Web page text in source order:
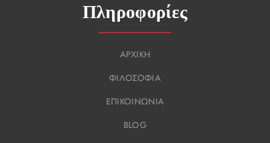
Πληροφορίες
ΑΡΧΙΚΗ
ΦΙΛΟΣΟΦΙΑ
ΕΠΙΚΟΙΝΩΝΙΑ
BLOG